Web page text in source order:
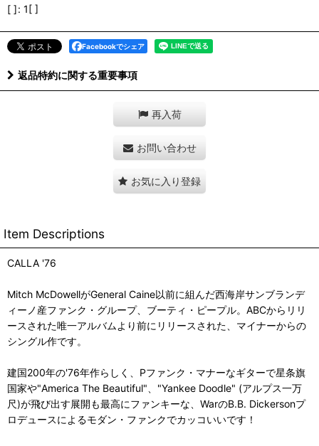
[ ]: 1[ ]
Facebookでシェア
返品特約に関する重要事項
再入荷
お問い合わせ
お気に入り登録
Item Descriptions
CALLA '76
Mitch McDowellがGeneral Caine以前に組んだ西海岸サンブランデ
ィーノ産ファンク・グループ、ブーティ・ピープル。ABCからリリ
ースされた唯一アルバムより前にリリースされた、マイナーからの
シングル作です。
建国200年の'76年作らしく、Pファンク・マナーなギターで星条旗
国家や"America The Beautiful"、"Yankee Doodle" (アルプス一万
尺)が飛び出す展開も最高にファンキーな、WarのB.B. Dickersonプ
ロデュースによるモダン・ファンクでカッコいいです！